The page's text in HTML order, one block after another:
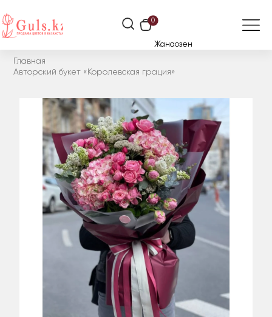
0
Жанаозен
Главная
Авторский букет «Королевская грация»